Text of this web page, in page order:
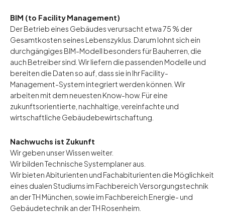
BIM (to Facility Management)
Der Betrieb eines Gebäudes verursacht etwa 75 % der
Gesamtkosten seines Lebenszyklus. Darum lohnt sich ein
durchgängiges BIM-Modell besonders für Bauherren, die
auch Betreiber sind. Wir liefern die passenden Modelle und
bereiten die Daten so auf, dass sie in Ihr Facility-
Management-System integriert werden können. Wir
arbeiten mit dem neuesten Know-how. Für eine
zukunftsorientierte, nachhaltige, vereinfachte und
wirtschaftliche Gebäudebewirtschaftung.
Nachwuchs ist Zukunft
Wir geben unser Wissen weiter.
Wir bilden Technische Systemplaner aus.
Wir bieten Abiturienten und Fachabiturienten die Möglichkeit
eines dualen Studiums im Fachbereich Versorgungstechnik
an der TH München, sowie im Fachbereich Energie- und
Gebäudetechnik an der TH Rosenheim.